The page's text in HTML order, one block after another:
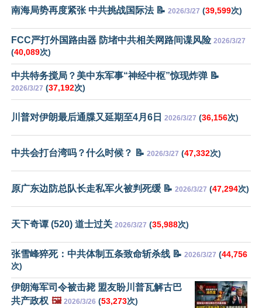
南海局势再度紧张 中共挑战国际法 📝 2026/3/27 (39,599次)
FCC严打外国路由器 防堵中共相关网路间谍风险 2026/3/27
(40,089次)
中共特务搅局？美中东军事“神经中枢”惊现炸弹 📝
2026/3/27 (37,192次)
川普对伊朗最后通牒又延期至4月6日 2026/3/27 (36,156次)
中共会打台湾吗？什么时候？ 📝 2026/3/27 (47,332次)
原广东边防总队长走私军火被判死缓 📝 2026/3/27 (47,294次)
天下奇谭 (520) 道士过关 2026/3/27 (35,988次)
张雪峰猝死：中共体制五条致命斩杀线 📝 2026/3/27 (44,756
次)
伊朗海军司令被击毙 盟友盼川普瓦解古巴
共产政权 🖼️ 2026/3/26 (53,273次)